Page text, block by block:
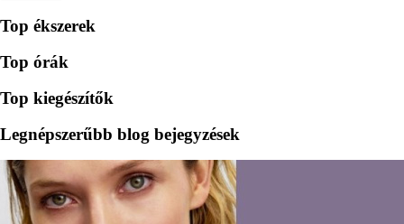
Top ékszerek
Top órák
Top kiegészítők
Legnépszerűbb blog bejegyzések